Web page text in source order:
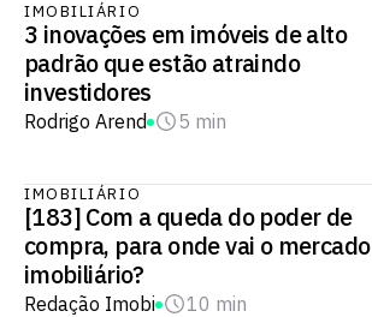
IMOBILIÁRIO
3 inovações em imóveis de alto
padrão que estão atraindo
investidores
Rodrigo Arend 5 min
IMOBILIÁRIO
[183] Com a queda do poder de
compra, para onde vai o mercado
imobiliário?
Redação Imobi 10 min